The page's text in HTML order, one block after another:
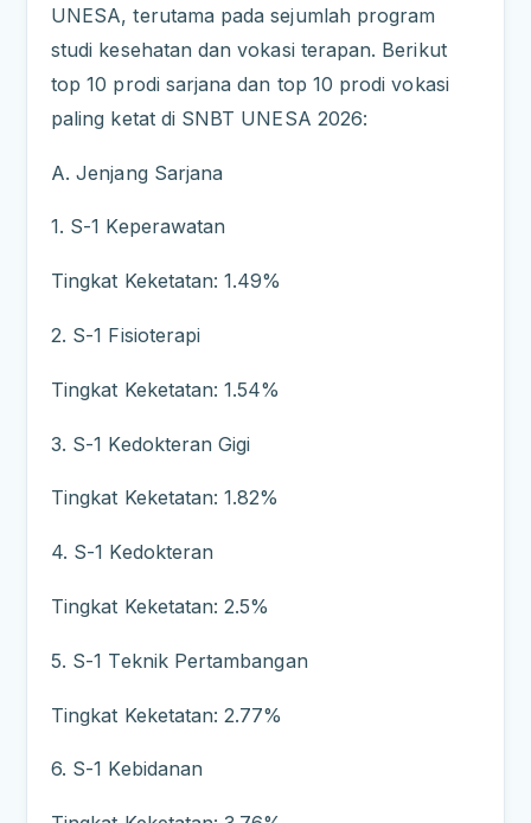
UNESA, terutama pada sejumlah program
studi kesehatan dan vokasi terapan. Berikut
top 10 prodi sarjana dan top 10 prodi vokasi
paling ketat di SNBT UNESA 2026:
A. Jenjang Sarjana
1. S-1 Keperawatan
Tingkat Keketatan: 1.49%
2. S-1 Fisioterapi
Tingkat Keketatan: 1.54%
3. S-1 Kedokteran Gigi
Tingkat Keketatan: 1.82%
4. S-1 Kedokteran
Tingkat Keketatan: 2.5%
5. S-1 Teknik Pertambangan
Tingkat Keketatan: 2.77%
6. S-1 Kebidanan